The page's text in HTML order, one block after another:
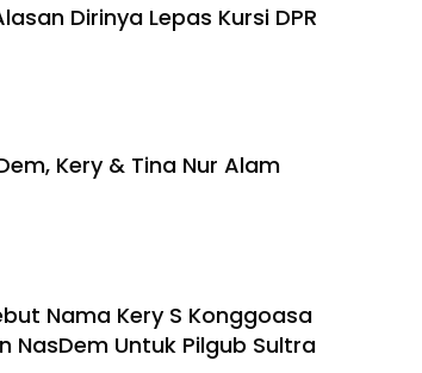
Dirinya Lepas Kursi DPR
Kery & Tina Nur Alam
Nama Kery S Konggoasa
NasDem Untuk Pilgub Sultra